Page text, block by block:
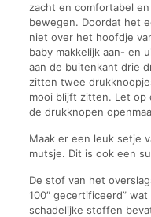
zacht en comfortabel
bewegen. Doordat het
niet over het hoofdje
baby makkelijk aan- en
aan de buitenkant drie
zitten twee
mooi blijft zitten. Let op
de drukknopen
Maak er een leuk setje
mutsje. Dit is ook een
De stof van het
100″ gecertificeerd”
schadelijke stoffen